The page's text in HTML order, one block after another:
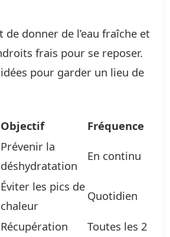
donner de l’eau fraîche et
frais pour se reposer.
pour garder un lieu de
Objectif Fréquence
Prévenir la
déshydratation
En continu
Éviter les pics de
chaleur
Quotidien
Récupération
Toutes les 2